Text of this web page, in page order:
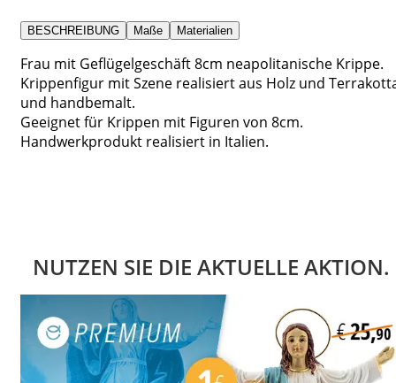
BESCHREIBUNG Maße Materialien
Frau mit Geflügelgeschäft 8cm neapolitanische Krippe.
Krippenfigur mit Szene realisiert aus Holz und
und handbemalt.
Geeignet für Krippen mit Figuren von 8cm.
Handwerkprodukt realisiert in Italien.
NUTZEN SIE DIE AKTUELLE AKTION.